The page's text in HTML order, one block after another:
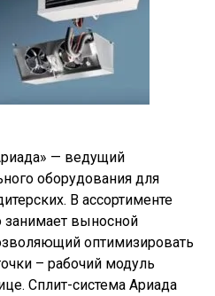
— ведущий
оборудования для
В ассортименте
занимает выносной
оптимизировать
– рабочий модуль
Сплит-система Ариада